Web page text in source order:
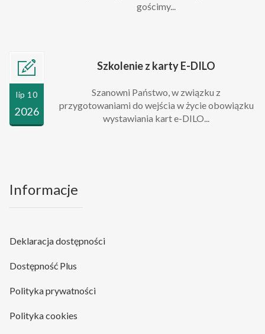
gościmy...
lip 10
2026
Szkolenie z karty E-DILO
Szanowni Państwo, w związku z
przygotowaniami do wejścia w życie obowiązku
wystawiania kart e-DILO...
Informacje
Deklaracja dostępności
Dostępność Plus
Polityka prywatności
Polityka cookies